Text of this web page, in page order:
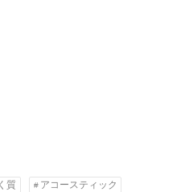
質
アコースティック